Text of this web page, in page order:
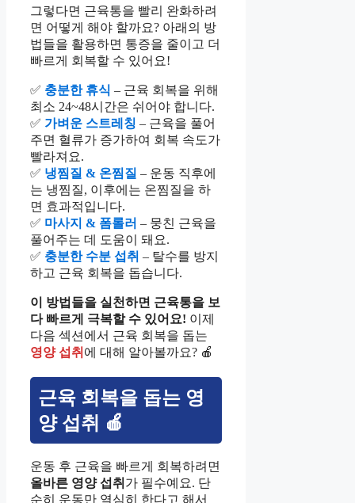
그렇다면 근육통을 빨리 완화하려
면 어떻게 해야 할까요? 아래의 방
법들을 활용하면 통증을 줄이고 더
빠르게 회복할 수 있어요!
✅ 충분한 휴식 – 근육 회복을 위해
최소 24~48시간은 쉬어야 합니다.
✅ 가벼운 스트레칭 – 근육을 풀어
주면 혈류가 증가하여 회복 속도가
빨라져요.
✅ 냉찜질 & 온찜질 – 운동 직후에
는 냉찜질, 이후에는 온찜질을 하
면 효과적입니다.
✅ 마사지 & 폼롤러 – 뭉친 근육을
풀어주는 데 도움이 돼요.
✅ 충분한 수분 섭취 – 탈수를 방지
하고 근육 회복을 돕습니다.
이 방법들을 실천하면 근육통을 보
다 빠르게 극복할 수 있어요! 이제
다음 섹션에서 근육 회복을 돕는
영양 섭취 에 대해 알아볼까요? 🍎
근육 회복을 돕는 영
양 섭취 🍎
운동 후 근육을 빠르게 회복하려면
올바른 영양 섭취 가 필수예요. 단
순히 운동만 열심히 한다고 해서